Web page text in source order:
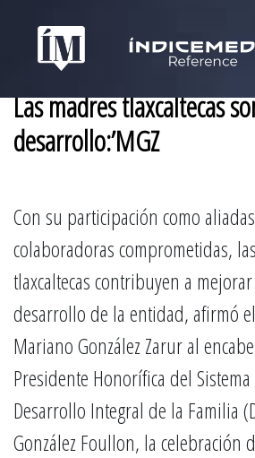
Las madres tlaxcaltecas
desarrollo:’MGZ
Con su participación como
colaboradoras comprometidas,
tlaxcaltecas contribuyen a
desarrollo de la entidad, afirmó
Mariano González Zarur al
Presidente Honorífica del
Desarrollo Integral de la Familia
González Foullon, la celebración